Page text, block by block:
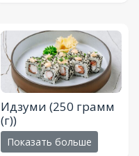
Идзуми (250 грамм
(г))
Показать больше